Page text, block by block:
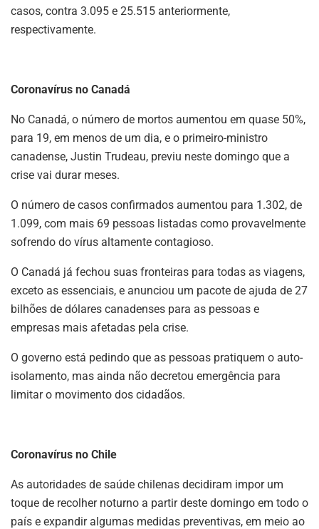
casos, contra 3.095 e 25.515 anteriormente,
respectivamente.
Coronavírus no Canadá
No Canadá, o número de mortos aumentou em quase 50%,
para 19, em menos de um dia, e o primeiro-ministro
canadense, Justin Trudeau, previu neste domingo que a
crise vai durar meses.
O número de casos confirmados aumentou para 1.302, de
1.099, com mais 69 pessoas listadas como provavelmente
sofrendo do vírus altamente contagioso.
O Canadá já fechou suas fronteiras para todas as viagens,
exceto as essenciais, e anunciou um pacote de ajuda de 27
bilhões de dólares canadenses para as pessoas e
empresas mais afetadas pela crise.
O governo está pedindo que as pessoas pratiquem o auto-
isolamento, mas ainda não decretou emergência para
limitar o movimento dos cidadãos.
Coronavírus no Chile
As autoridades de saúde chilenas decidiram impor um
toque de recolher noturno a partir deste domingo em todo o
país e expandir algumas medidas preventivas, em meio ao